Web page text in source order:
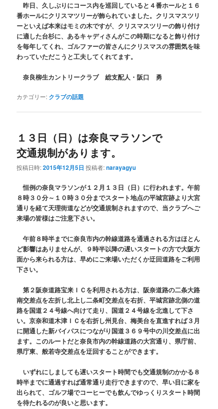
昨日、久しぶりにコース内を巡回していると４番ホールと１６
番ホールにクリスマツリーが飾られていました。クリスマスツリ
ーといえば本来はモミの木ですが、クリスマスツリーの飾り付け
に適した台杉に、あるキャディさんがこの時期になると飾り付け
を毎年してくれ、ゴルファーの皆さんにクリスマスの雰囲気を味
わっていただこうと工夫してくれてます。
奈良柳生カントリークラブ 総支配人・阪口 勇
カテゴリー: クラブの話題
１３日（日）は奈良マラソンで
交通規制があります。
投稿日時:2015年12月5日 投稿者:narayagyu
恒例の奈良マラソンが１２月１３日（日）に行われます。午前
８時３０分～１０時３０分までスタート地点の平城宮跡より大宮
通りを経て天理街道などが交通規制されますので、当クラブへご
来場の皆様はご注意下さい。
午前８時半までに奈良市内の幹線道路を通過される方はほとん
ど影響はありませんが、９時半以降の遅いスタートの方で大阪方
面から来られる方は、早めにご来場いただくか迂回道路をご利用
下さい。
第２阪奈道路宝来ＩＣを利用される方は、阪奈道路の二条大路
南交差点を左折し北上し二条町交差点を右折、平城宮跡北側の道
路を国道２４号線へ向けて走り、国道２４号線を北進して下さ
い。京奈和道木津ＩＣを右折し州見台、梅美台を直進すれば３月
に開通した新バイパスにつながり国道３６９号中の川交差点に出
ます。このルートだと奈良市内の幹線道路の大宮通り、県庁前、
県庁東、般若寺交差点を迂回することができます。
いずれにしましても遅いスタート時間でも交通規制のかかる８
時半までに通過すれば通常通り走行できますので、早い目に家を
出られて、ゴルフ場でコーヒーでも飲んでゆっくりスタート時間
を待たれるのが良いと思います。